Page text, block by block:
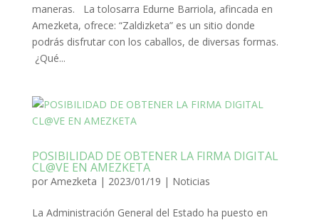
maneras. La tolosarra Edurne Barriola, afincada en
Amezketa, ofrece: “Zaldizketa” es un sitio donde
podrás disfrutar con los caballos, de diversas formas.
¿Qué...
POSIBILIDAD DE OBTENER LA FIRMA DIGITAL
CL@VE EN AMEZKETA
por Amezketa | 2023/01/19 | Noticias
La Administración General del Estado ha puesto en